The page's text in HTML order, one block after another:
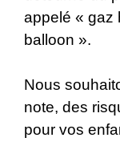
appelé « gaz
balloon ».
Nous
note, des
pour vos